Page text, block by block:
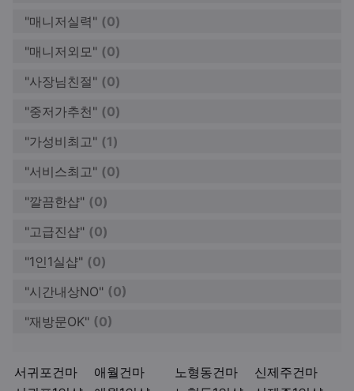
"매니저실력" (0)
"매니저외모" (0)
"사장님친절" (0)
"중저가추천" (0)
"가성비최고" (1)
"서비스최고" (0)
"깔끔한샵" (0)
"고급진샵" (0)
"1인1실샵" (0)
"시간내상NO" (0)
"재방문OK" (0)
서귀포건마 애월건마 노형동건마
신제주건마
키워드